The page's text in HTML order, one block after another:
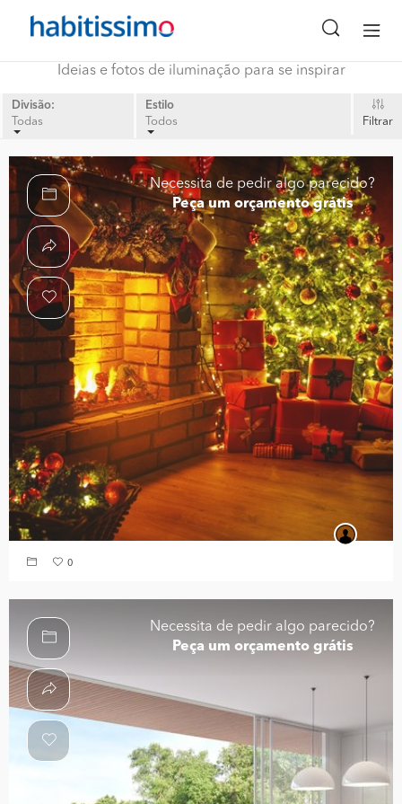
Ideias e fotos de iluminação para se inspirar
Divisão:
Todas
Estilo
Todos
Filtrar
Necessita de pedir algo parecido?
Peça um orçamento grátis
0
Necessita de pedir algo parecido?
Peça um orçamento grátis